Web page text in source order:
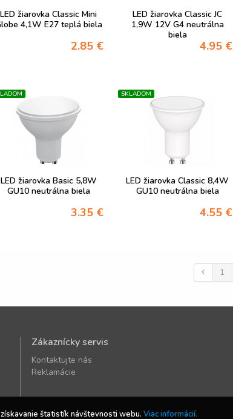
LED žiarovka Classic Mini
4,1W E27 teplá biela
2.85 €
LED žiarovka Classic JC
1,9W 12V G4 neutrálna
biela
4.95 €
LED žiarovka Basic 5,8W
GU10 neutrálna biela
3.35 €
LED žiarovka Classic 8,4W
GU10 neutrálna biela
4.55 €
SKLADOM
1
Zákaznícky servis
Kontaktujte nás
Reklamácie
štatistík návštevnosti webu. Viac informácií.